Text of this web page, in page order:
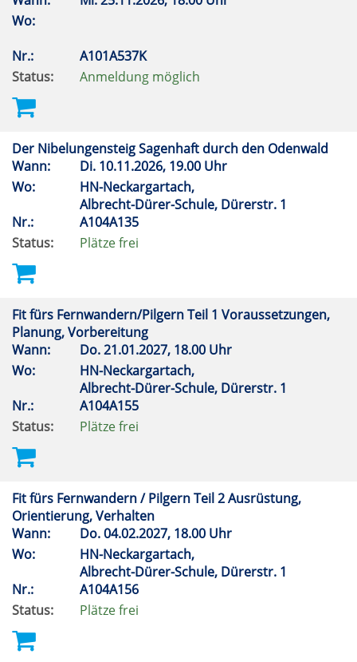
Wo:
Nr.:
A101A537K
Status:
Anmeldung möglich
Der Nibelungensteig Sagenhaft durch den Odenwald
Wann:
Di. 10.11.2026, 19.00 Uhr
Wo:
HN-Neckargartach,
Albrecht-Dürer-Schule, Dürerstr. 1
Nr.:
A104A135
Status:
Plätze frei
Fit fürs Fernwandern/Pilgern Teil 1 Voraussetzungen,
Planung, Vorbereitung
Wann:
Do.21.01.2027, 18.00 Uhr
Wo:
HN-Neckargartach,
Albrecht-Dürer-Schule, Dürerstr. 1
Nr.:
A104A155
Status:
Plätze frei
Fit fürs Fernwandern / Pilgern Teil 2 Ausrüstung,
Orientierung, Verhalten
Wann:
Do.04.02.2027, 18.00 Uhr
Wo:
HN-Neckargartach,
Albrecht-Dürer-Schule, Dürerstr. 1
Nr.:
A104A156
Status:
Plätze frei